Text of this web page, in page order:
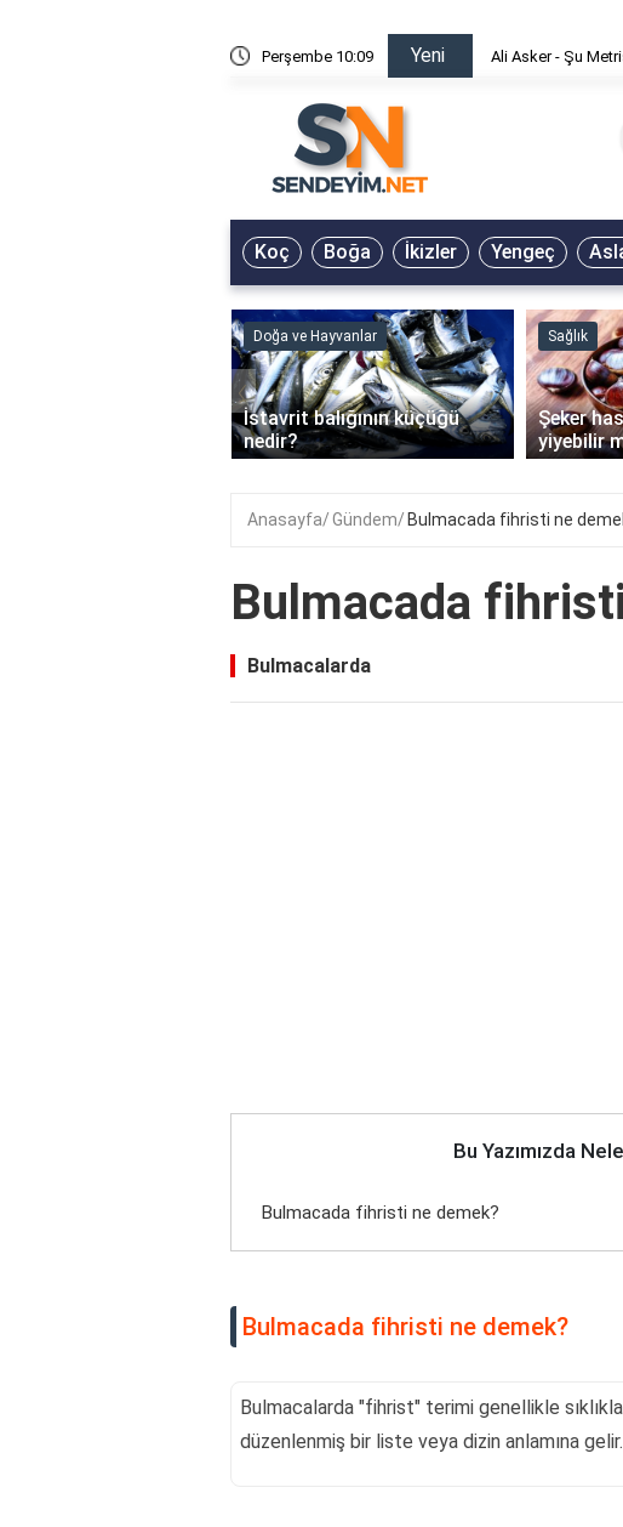
Perşembe 10:09 Yeni Ali Asker - Şu
Koç Boğa İkizler Yengeç
Doğa ve Hayvanlar
İstavrit balığının küçüğü
nedir?
Sağlık
Şeker
yiyebilir
‹
Anasayfa Gündem Bulmacada fihristi ne
Bulmacada
Bulmacalarda
Bu Yazımızda
Bulmacada fihristi ne demek?
Bulmacada fihristi ne demek?
Bulmacalarda "fihrist" terimi genellikle
düzenlenmiş bir liste veya dizin anlamına